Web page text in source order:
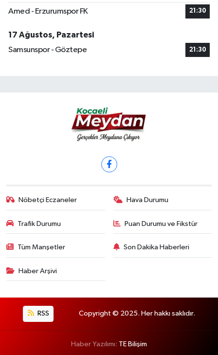
Amed - Erzurumspor FK 21:30
17 Ağustos, Pazartesi
Samsunspor - Göztepe
21:30
Nöbetçi Eczaneler Hava Durumu
Trafik Durumu Puan Durumu ve Fikstür
Tüm Manşetler Son Dakika Haberleri
Haber Arşivi
RSS Copyright © 2025. Her hakkı saklıdır.
Haber Yazılımı: TE Bilişim